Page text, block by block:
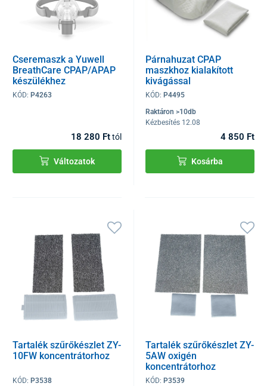
Cseremaszk a Yuwell
BreathCare CPAP/APAP
készülékhez
KÓD: P4263
18 280 Ft tól
Változatok
Párnahuzat CPAP
maszkhoz kialakított
kivágással
KÓD: P4495
Raktáron >10db
Kézbesítés 12.08
4 850 Ft
Kosárba
Tartalék szűrőkészlet ZY-
10FW koncentrátorhoz
KÓD: P3538
Tartalék szűrőkészlet ZY-
5AW oxigén
koncentrátorhoz
KÓD: P3539